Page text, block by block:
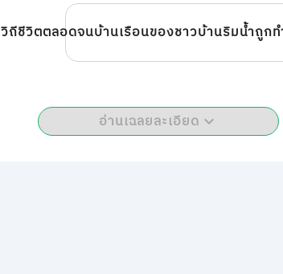
วิถีชีวิตตลอดจนบ้านเรือนของชาวบ้านริมน้ำถูก
อ่านเฉลยละเอียด